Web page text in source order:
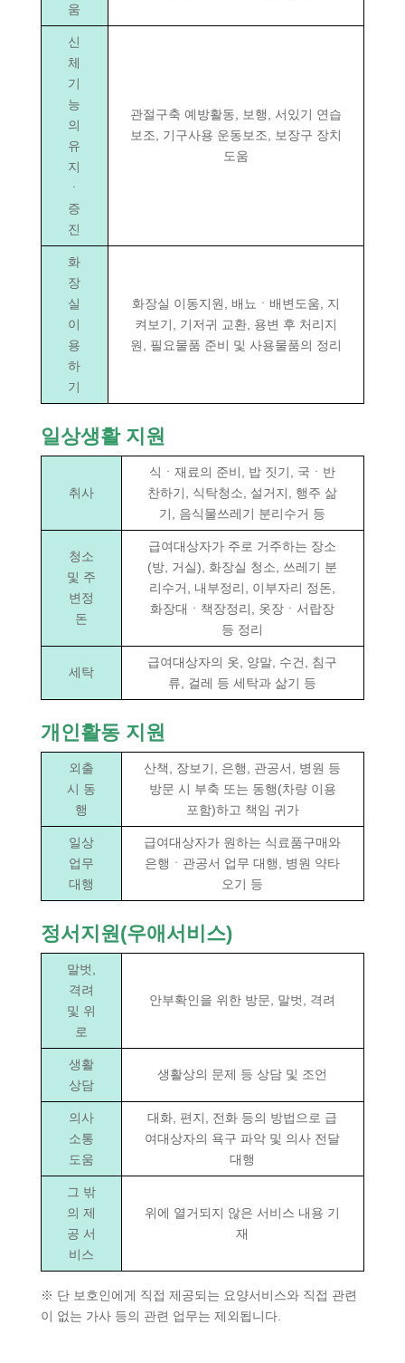
움
신
체
기
능
의
유
지
ㆍ
증
진
관절구축 예방활동, 보행, 서있기 연습
보조, 기구사용 운동보조, 보장구 장치
도움
화
장
실
이
용
하
기
화장실 이동지원, 배뇨ㆍ배변도움, 지
켜보기, 기저귀 교환, 용변 후 처리지
원, 필요물품 준비 및 사용물품의 정리
일상생활 지원
취사
식ㆍ재료의 준비, 밥 짓기, 국ㆍ반
찬하기, 식탁청소, 설거지, 행주 삶
기, 음식물쓰레기 분리수거 등
청소
및 주
변정
돈
급여대상자가 주로 거주하는 장소
(방, 거실), 화장실 청소, 쓰레기 분
리수거, 내부정리, 이부자리 정돈,
화장대ㆍ책장정리, 옷장ㆍ서랍장
등 정리
세탁
급여대상자의 옷, 양말, 수건, 침구
류, 걸레 등 세탁과 삶기 등
개인활동 지원
외출
시 동
행
산책, 장보기, 은행, 관공서, 병원 등
방문 시 부축 또는 동행(차량 이용
포함)하고 책임 귀가
일상
업무
대행
급여대상자가 원하는 식료품구매와
은행ㆍ관공서 업무 대행, 병원 약타
오기 등
정서지원(우애서비스)
말벗,
격려
및 위
로
안부확인을 위한 방문, 말벗, 격려
생활
상담
생활상의 문제 등 상담 및 조언
의사
소통
도움
대화, 편지, 전화 등의 방법으로 급
여대상자의 욕구 파악 및 의사 전달
대행
그 밖
의 제
공 서
비스
위에 열거되지 않은 서비스 내용 기
재
※ 단 보호인에게 직접 제공되는 요양서비스와 직접 관련
이 없는 가사 등의 관련 업무는 제외됩니다.